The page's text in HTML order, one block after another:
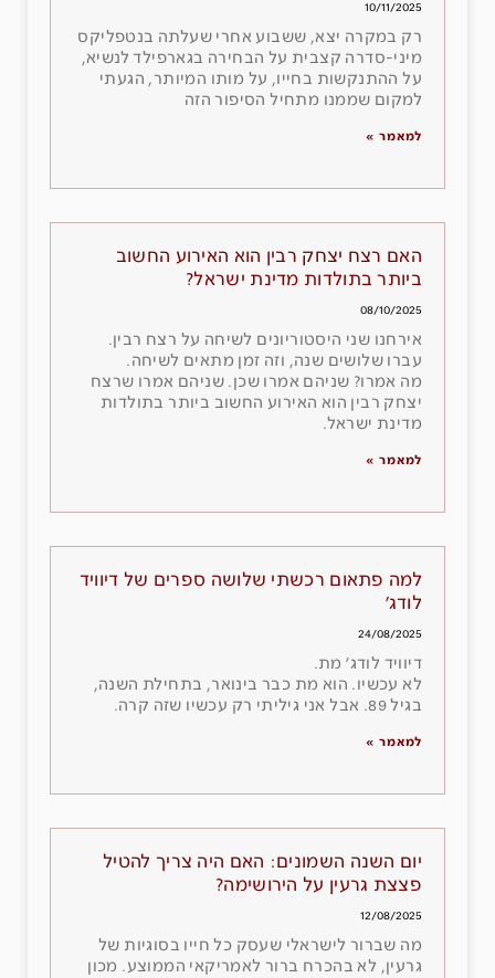
10/11/2025
רק במקרה יצא, ששבוע אחרי שעלתה בנטפליקס
מיני-סדרה קצבית על הבחירה בגארפילד לנשיא,
על ההתנקשות בחייו, על מותו המיותר, הגעתי
למקום שממנו מתחיל הסיפור הזה
למאמר »
האם רצח יצחק רבין הוא האירוע החשוב
ביותר בתולדות מדינת ישראל?
08/10/2025
אירחנו שני היסטוריונים לשיחה על רצח רבין.
עברו שלושים שנה, וזה זמן מתאים לשיחה.
מה אמרו? שניהם אמרו שכן. שניהם אמרו שרצח
יצחק רבין הוא האירוע החשוב ביותר בתולדות
מדינת ישראל.
למאמר »
למה פתאום רכשתי שלושה ספרים של דיוויד
לודג׳
24/08/2025
דיוויד לודג׳ מת.
לא עכשיו. הוא מת כבר בינואר, בתחילת השנה,
בגיל 89. אבל אני גיליתי רק עכשיו שזה קרה.
למאמר »
יום השנה השמונים: האם היה צריך להטיל
פצצת גרעין על הירושימה?
12/08/2025
מה שברור לישראלי שעסק כל חייו בסוגיות של
גרעין, לא בהכרח ברור לאמריקאי הממוצע. מכון